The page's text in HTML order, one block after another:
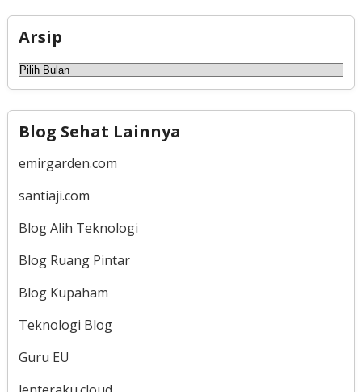
Arsip
Arsip
Blog Sehat Lainnya
emirgarden.com
santiaji.com
Blog Alih Teknologi
Blog Ruang Pintar
Blog Kupaham
Teknologi Blog
Guru EU